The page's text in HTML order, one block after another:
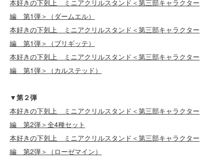
本好きの下剋上 ミニアクリルスタンド＜第三部キャラクター
編 第1弾＞（ダームエル）
本好きの下剋上 ミニアクリルスタンド＜第三部キャラクター
編 第1弾＞（ブリギッテ）
本好きの下剋上 ミニアクリルスタンド＜第三部キャラクター
編 第1弾＞（カルステッド）
▼第２弾
本好きの下剋上 ミニアクリルスタンド＜第三部キャラクター
編 第2弾＞全4種セット
本好きの下剋上 ミニアクリルスタンド＜第三部キャラクター
編 第2弾＞（ローゼマイン）